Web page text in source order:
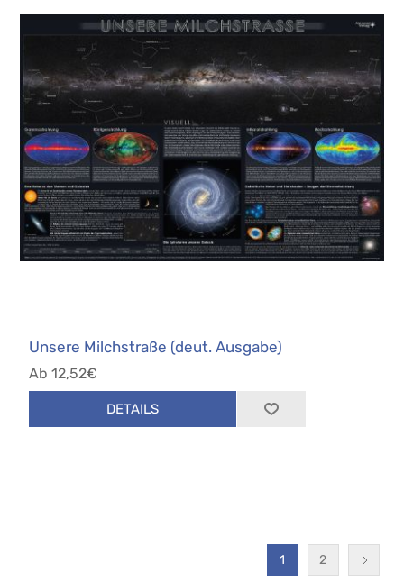
Unsere Milchstraße (deut. Ausgabe)
Ab 12,52€
DETAILS
1 2